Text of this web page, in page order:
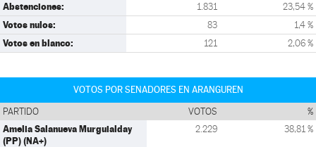
Abstenciones: 1.831 23,54 %
Votos nulos: 83 1,4 %
Votos en blanco: 121 2,06 %
VOTOS POR SENADORES EN ARANGUREN
PARTIDO VOTOS %
Amelia Salanueva Murguialday
(PP) (NA+)
2.229 38,81 %